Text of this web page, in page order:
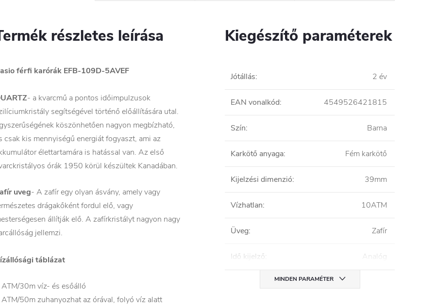
részletes leírása
férfi karórák EFB-109D-5AVEF
- a kvarcmű a pontos időimpulzusok
segítségével történő előállítására utal.
köszönhetően nagyon megbízható,
csak kis mennyiségű energiát fogyaszt, ami az
élettartamára is hatással van. Az első
órák 1950 körül készültek Kanadában.
uveg- A zafír egy olyan ásvány, amely vagy
drágakőként fordul elő, vagy
állítják elő. A zafírkristályt nagyon nagy
jellemzi.
táblázat
30m víz- és esőálló
50m zuhanyozhat az órával, folyó víz alatt
Kiegészítő paraméterek
Jótállás: 2 év
EAN vonalkód: 4549526421815
Szín: Barna
Karkötő anyaga: Fém karkötő
Kijelzési dimenzió: 39mm
Vízhatlan: 10ATM
Üveg: Zafír
Idő kijelző: Analóg
MINDEN PARAMÉTER